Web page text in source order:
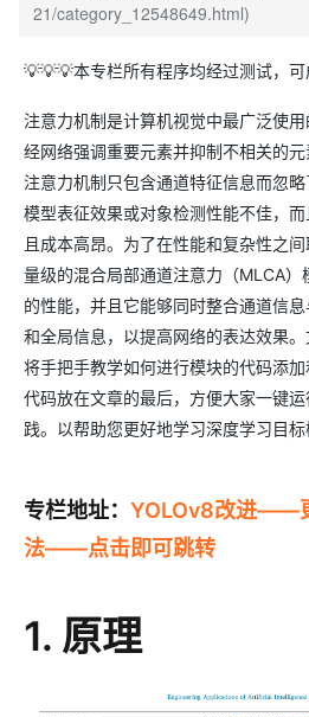
21/category_12548649.html)
💡💡💡本专栏所有程序均经过测试，
注意力机制是计算机视觉中最广泛使
经网络强调重要元素并抑制不相关的
注意力机制只包含通道特征信息而忽
模型表征效果或对象检测性能不佳，
且成本高昂。为了在性能和复杂性之
量级的混合局部通道注意力（MLCA
的性能，并且它能够同时整合通道信
和全局信息，以提高网络的表达效果。
将手把手教学如何进行模块的代码添
代码放在文章的最后，方便大家一键
践。以帮助您更好地学习深度学习目标
专栏地址： YOLOv8改进——
法——点击即可跳转
1. 原理